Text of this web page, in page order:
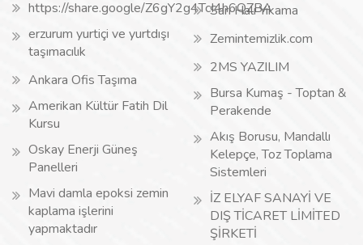
https://share.google/Z6gY2g4TcI4h6QZBA
erzurum yurtiçi ve yurtdışı
taşımacılık
Ankara Ofis Taşıma
Amerikan Kültür Fatih Dil
Kursu
Oskay Enerji Güneş
Panelleri
Mavi damla epoksi zemin
kaplama işlerini
yapmaktadır
Sarı Halı Yıkama
Zemintemizlik.com
2MS YAZILIM
Bursa Kumaş - Toptan &
Perakende
Akış Borusu, Mandallı
Kelepçe, Toz Toplama
Sistemleri
İZ ELYAF SANAYİ VE
DIŞ TİCARET LİMİTED
ŞİRKETİ